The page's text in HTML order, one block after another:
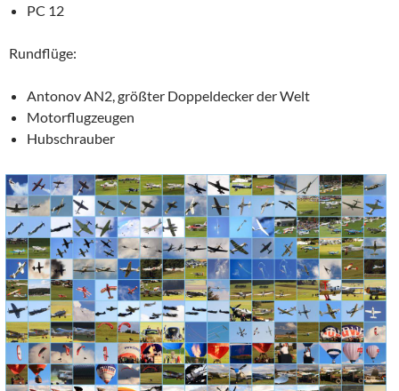
PC 12
Rundflüge:
Antonov AN2, größter Doppeldecker der Welt
Motorflugzeugen
Hubschrauber